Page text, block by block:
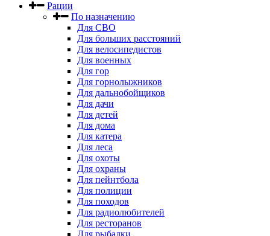
Рации
По назначению
Для СВО
Для больших расстояний
Для велосипедистов
Для военных
Для гор
Для горнолыжников
Для дальнобойщиков
Для дачи
Для детей
Для дома
Для катера
Для леса
Для охоты
Для охраны
Для пейнтбола
Для полиции
Для походов
Для радиолюбителей
Для ресторанов
Для рыбалки